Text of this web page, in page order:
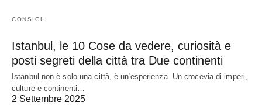
CONSIGLI
Istanbul, le 10 Cose da vedere, curiosità e
posti segreti della città tra Due continenti
Istanbul non è solo una città, è un'esperienza. Un crocevia di imperi,
culture e continenti…
2 Settembre 2025